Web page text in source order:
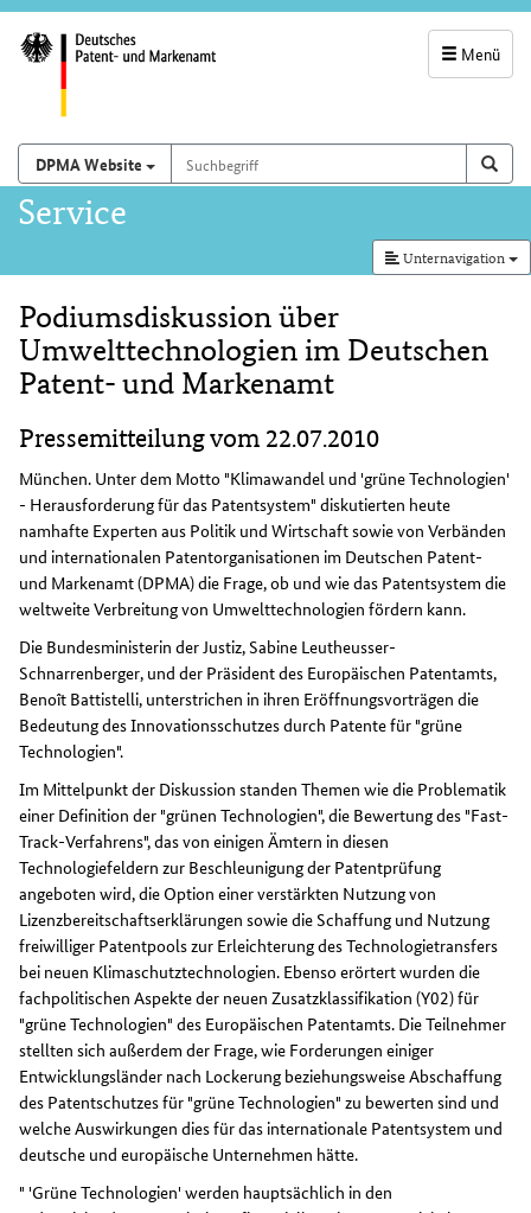
Menü
und
Suchfeld
Suchen auf
DPMA Website Suchbegriff
Hauptnavigation
Service
Unternavigation
Inhalt
Podiumsdiskussion über
Umwelttechnologien im Deutschen
Patent- und Markenamt
Pressemitteilung vom 22.07.2010
München. Unter dem Motto "Klimawandel und 'grüne Technologien'
- Herausforderung für das Patentsystem" diskutierten heute
namhafte Experten aus Politik und Wirtschaft sowie von Verbänden
und internationalen Patentorganisationen im Deutschen Patent-
und Markenamt (DPMA) die Frage, ob und wie das Patentsystem die
weltweite Verbreitung von Umwelttechnologien fördern kann.
Die Bundesministerin der Justiz, Sabine Leutheusser-
Schnarrenberger, und der Präsident des Europäischen Patentamts,
Benoît Battistelli, unterstrichen in ihren Eröffnungsvorträgen die
Bedeutung des Innovationsschutzes durch Patente für "grüne
Technologien".
Im Mittelpunkt der Diskussion standen Themen wie die Problematik
einer Definition der "grünen Technologien", die Bewertung des "Fast-
Track-Verfahrens", das von einigen Ämtern in diesen
Technologiefeldern zur Beschleunigung der Patentprüfung
angeboten wird, die Option einer verstärkten Nutzung von
Lizenzbereitschaftserklärungen sowie die Schaffung und Nutzung
freiwilliger Patentpoolszur Erleichterung des Technologietransfers
bei neuen Klimaschutztechnologien. Ebenso erörtert wurden die
fachpolitischen Aspekte der neuen Zusatzklassifikation (Y02) für
"grüne Technologien" des Europäischen Patentamts. Die Teilnehmer
stellten sich außerdem der Frage, wie Forderungen einiger
Entwicklungsländer nach Lockerung beziehungsweise Abschaffung
des Patentschutzes für "grüne Technologien" zu bewerten sind und
welche Auswirkungen dies für das internationale Patentsystem und
deutsche und europäische Unternehmen hätte.
" 'Grüne Technologien' werden hauptsächlich in den